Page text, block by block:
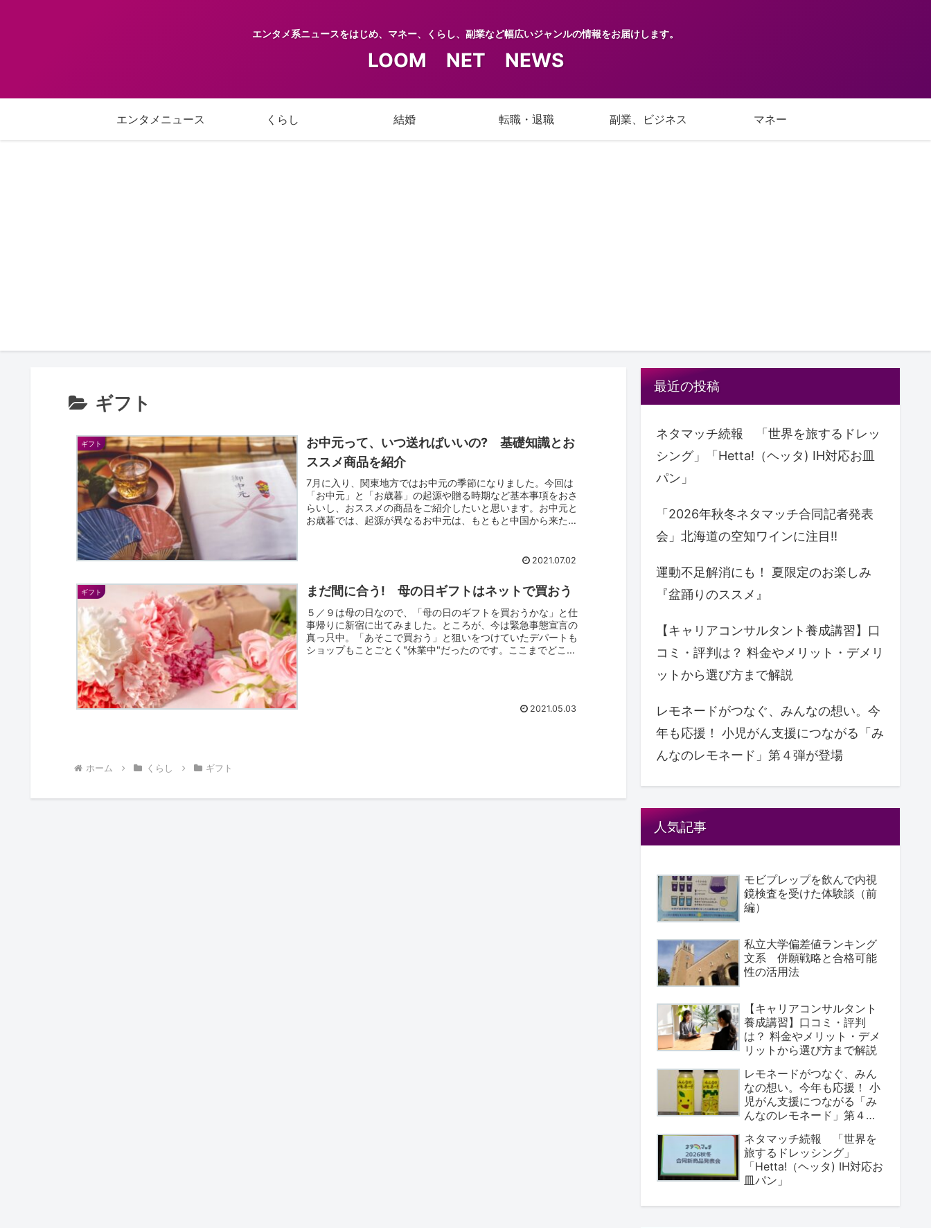
エンタメ系ニュースをはじめ、マネー、くらし、副業など幅広いジャンルの情報をお届けします。
LOOM NET NEWS
エンタメニュース くらし 結婚 転職・退職 副業、ビジネス マネー
ギフト
ギフト
お中元って、いつ送ればいいの? 基礎知識とお
ススメ商品を紹介
7月に入り、関東地方ではお中元の季節になりました。今回は
「お中元」と「お歳暮」の起源や贈る時期など基本事項をおさ
らいし、おススメの商品をご紹介したいと思います。お中元と
お歳暮では、起源が異なるお中元は、もともと中国から来た文
2021.07.02
ギフト まだ間に合う! 母の日ギフトはネットで買おう
５／９は母の日なので、「母の日のギフトを買おうかな」と仕
事帰りに新宿に出てみました。ところが、今は緊急事態宣言の
真っ只中。「あそこで買おう」と狙いをつけていたデパートも
ショップもことごとく"休業中"だったのです。ここまでどこも
2021.05.03
ホーム くらし ギフト
最近の投稿
ネタマッチ続報 「世界を旅するドレッ
シング」「Hetta!（ヘッタ) IH対応お皿
パン」
「2026年秋冬ネタマッチ合同記者発表
会」北海道の空知ワインに注目!!
運動不足解消にも！ 夏限定のお楽しみ
『盆踊りのススメ』
【キャリアコンサルタント養成講習】口
コミ・評判は？ 料金やメリット・デメリ
ットから選び方まで解説
レモネードがつなぐ、みんなの想い。今
年も応援！ ⼩児がん支援につながる「み
んなのレモネード」第４弾が登場
人気記事
モビプレップを飲んで内視
鏡検査を受けた体験談（前
編）
私立大学偏差値ランキング
文系 併願戦略と合格可能
性の活用法
【キャリアコンサルタント
養成講習】口コミ・評判
は？ 料金やメリット・デメ
リットから選び方まで解説
レモネードがつなぐ、みん
なの想い。今年も応援！ ⼩
児がん支援につながる「み
んなのレモネード」第４弾
ネタマッチ続報 「世界を
旅するドレッシング」
「Hetta!（ヘッタ) IH対応お
皿パン」